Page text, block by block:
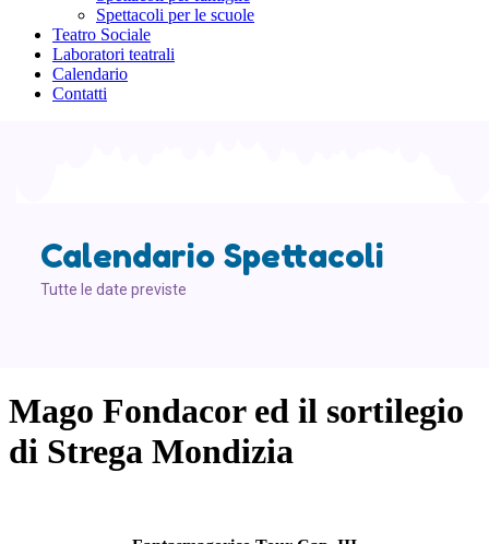
Spettacoli per le scuole
Teatro Sociale
Laboratori teatrali
Calendario
Contatti
Calendario Spettacoli
Tutte le date previste
Mago Fondacor ed il sortilegio
di Strega Mondizia